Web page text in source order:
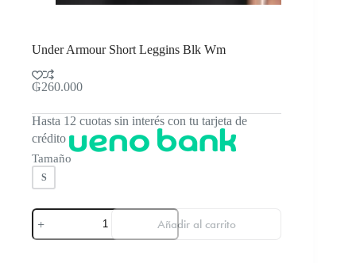
Under Armour Short Leggins Blk Wm
₲260.000
Hasta 12 cuotas sin interés con tu tarjeta de
crédito
Tamaño
S
Under
Armour
Short
Añadir al carrito